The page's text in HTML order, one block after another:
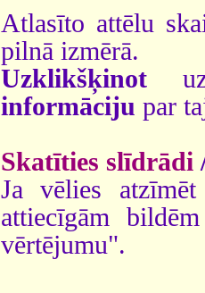
Atlasīto attēlu
pilnā izmērā.
Uzklikšķinot
informāciju par
Skatīties slīdrādi
Ja vēlies
attiecīgām
vērtējumu".